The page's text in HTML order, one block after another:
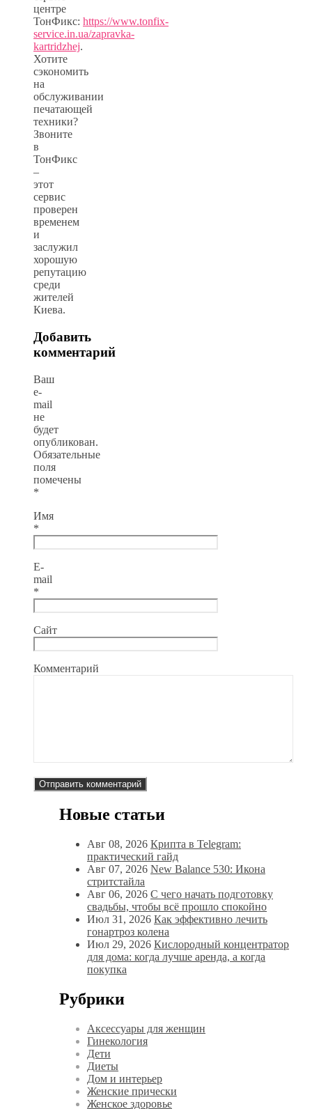
центре
ТонФикс: https://www.tonfix-
service.in.ua/zapravka-
kartridzhej.
Хотите
сэкономить
на
обслуживании
печатающей
техники?
Звоните
в
ТонФикс
–
этот
сервис
проверен
временем
и
заслужил
хорошую
репутацию
среди
жителей
Киева.
Добавить
комментарий
Ваш
e-
mail
не
будет
опубликован.
Обязательные
поля
помечены
*
Имя
*
E-
mail
*
Сайт
Комментарий
Новые статьи
Авг 08, 2026 Крипта в Telegram:
практический гайд
Авг 07, 2026 New Balance 530: Икона
стритстайла
Авг 06, 2026 С чего начать подготовку
свадьбы, чтобы всё прошло спокойно
Июл 31, 2026 Как эффективно лечить
гонартроз колена
Июл 29, 2026 Кислородный концентратор
для дома: когда лучше аренда, а когда
покупка
Рубрики
Аксессуары для женщин
Гинекология
Дети
Диеты
Дом и интерьер
Женские прически
Женское здоровье